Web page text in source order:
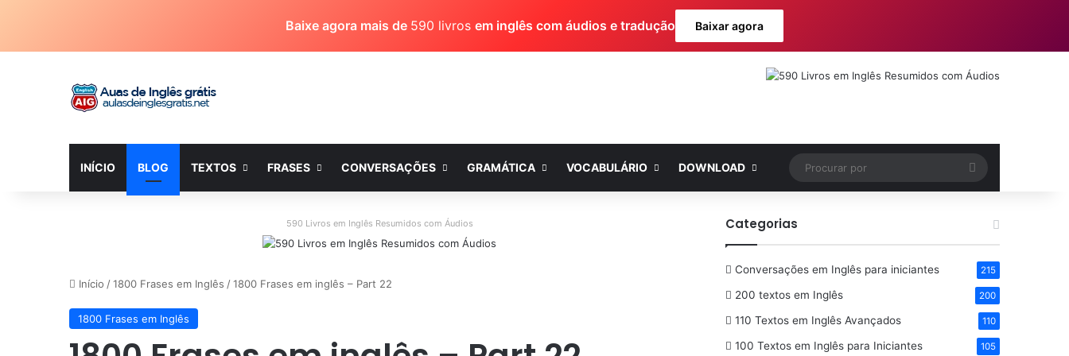
Baixe agora mais de 590 livros em inglês com áudios e tradução Baixar agora
INÍCIO BLOG TEXTOS FRASES CONVERSAÇÕES GRAMÁTICA VOCABULÁRIO DOWNLOAD
Procurar
por
590 Livros em Inglês Resumidos com Áudios
Início /1800 Frases em Inglês /1800 Frases em inglês – Part 22
1800 Frases em Inglês
Categorias
Conversações em Inglês para iniciantes 215
200 textos em Inglês 200
110 Textos em Inglês Avançados 110
100 Textos em Inglês para Iniciantes 105